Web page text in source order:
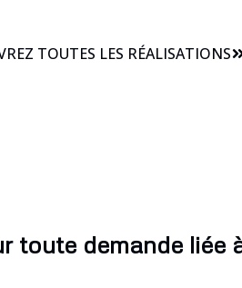
TOUTES LES RÉALISATIONS
toute demande liée